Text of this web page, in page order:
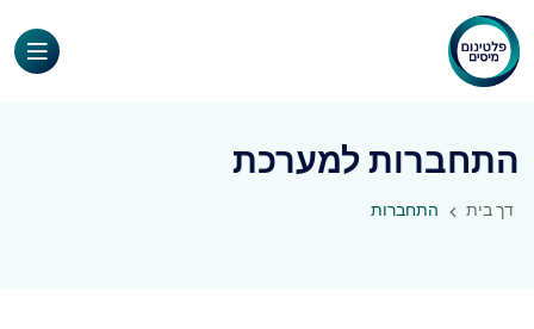
התחברות למערכת
דך בית התחברות